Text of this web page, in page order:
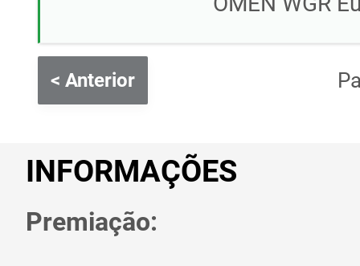
< Anterior
INFORMAÇÕES
Premiação: